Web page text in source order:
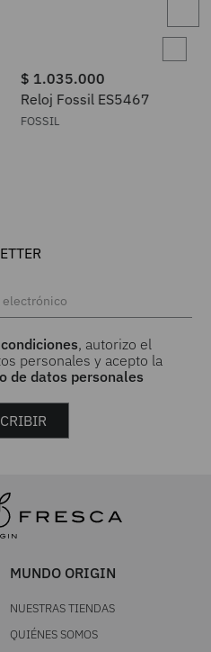
$ 1.035.000
Reloj Fossil ES5467
FOSSIL
, autorizo el
personales y acepto la
de datos personales
MUNDO ORIGIN
NUESTRAS TIENDAS
QUIÉNES SOMOS